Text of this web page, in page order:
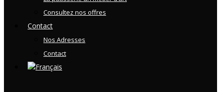
Consultez nos offres
Contact
Nos Adresses
Contact